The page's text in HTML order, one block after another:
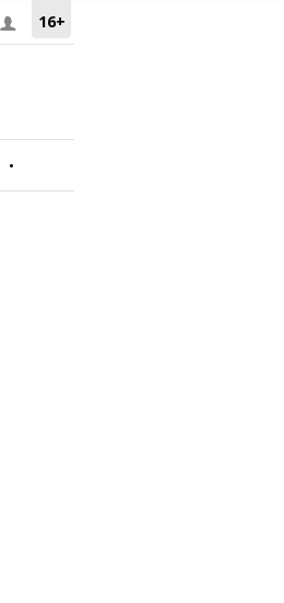
16+